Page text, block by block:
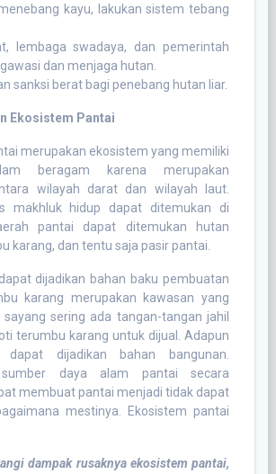
kayu, lakukan sistem tebang
lembaga swadaya, dan pemerintah
dan menjaga hutan.
sanksi berat bagi penebang hutan liar.
Ekosistem Pantai
merupakan ekosistem yang memiliki
beragam karena merupakan
wilayah darat dan wilayah laut.
makhluk hidup dapat ditemukan di
pantai dapat ditemukan hutan
karang, dan tentu saja pasir pantai.
dijadikan bahan baku pembuatan
karang merupakan kawasan yang
sering ada tangan-tangan jahil
terumbu karang untuk dijual. Adapun
dijadikan bahan bangunan.
sumber daya alam pantai secara
membuat pantai menjadi tidak dapat
mestinya. Ekosistem pantai
dampak rusaknya ekosistem pantai,